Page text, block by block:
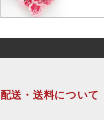
配送・送料について